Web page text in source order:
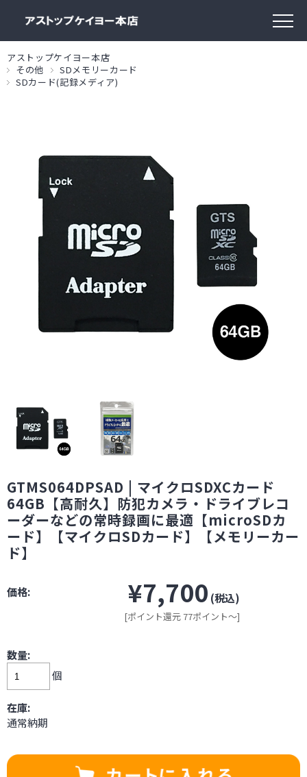
アストップケイヨー本店
その他
SDメモリーカード
SDカード(記録メディア)
GTMS064DPSAD | マイクロSDXCカード
64GB【高耐久】防犯カメラ・ドライブレコ
ーダーなどの常時録画に最適【microSDカ
ード】【マイクロSDカード】【メモリーカー
ド】
価格: ¥7,700 (税込)
[ポイント還元 77ポイント～]
数量:
個
在庫:
通常納期